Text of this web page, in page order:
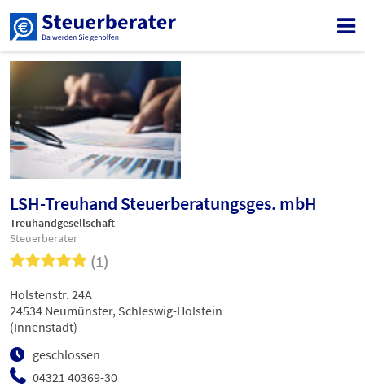
LSH-Treuhand Steuerberatungsges. mbH
Treuhandgesellschaft
Steuerberater
(1)
04321 40369-30
geschlossen
Holstenstr. 24A
24534 Neumünster, Schleswig-Holstein
(Innenstadt)